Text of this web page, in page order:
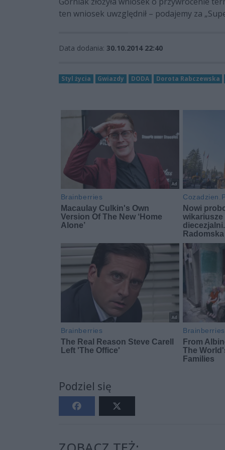
ten wniosek uwzględnił – podajemy za
Data dodania: 30.10.2014 22:40
Styl życia Gwiazdy DODA Dorota Rabczewska
Podziel się